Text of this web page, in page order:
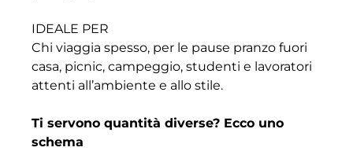
IDEALE PER
Chi viaggia spesso, per le pause pranzo fuori
casa, picnic, campeggio, studenti e lavoratori
attenti all’ambiente e allo stile.
Ti servono quantità diverse? Ecco uno
schema